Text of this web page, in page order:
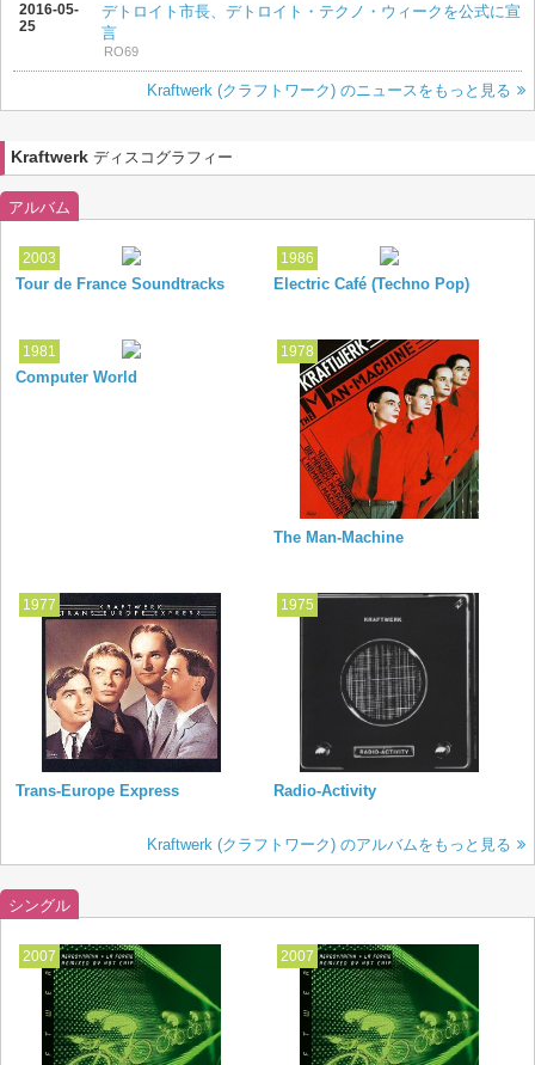
2016-05-
25
デトロイト市長、デトロイト・テクノ・ウィークを公式に宣
言
RO69
Kraftwerk (クラフトワーク) のニュースをもっと見る
Kraftwerk ディスコグラフィー
アルバム
2003
Tour de France Soundtracks
1986
Electric Café (Techno Pop)
1981
Computer World
1978
The Man-Machine
1977
Trans-Europe Express
1975
Radio-Activity
Kraftwerk (クラフトワーク) のアルバムをもっと見る
シングル
2007 2007